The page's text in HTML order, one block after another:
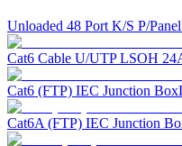
Unloaded 48 Port K/S P/
Cat6 Cable U/UTP LSOH
Cat6 (FTP) IEC Junction Box
Cat6A (FTP) IEC Junction